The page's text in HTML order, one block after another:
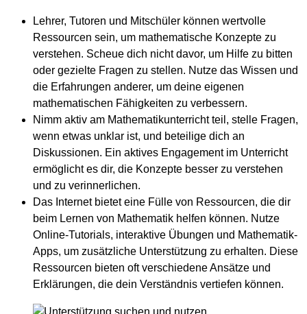
Lehrer, Tutoren und Mitschüler können wertvolle
Ressourcen sein, um mathematische Konzepte zu
verstehen. Scheue dich nicht davor, um Hilfe zu bitten
oder gezielte Fragen zu stellen. Nutze das Wissen und
die Erfahrungen anderer, um deine eigenen
mathematischen Fähigkeiten zu verbessern.
Nimm aktiv am Mathematikunterricht teil, stelle Fragen,
wenn etwas unklar ist, und beteilige dich an
Diskussionen. Ein aktives Engagement im Unterricht
ermöglicht es dir, die Konzepte besser zu verstehen
und zu verinnerlichen.
Das Internet bietet eine Fülle von Ressourcen, die dir
beim Lernen von Mathematik helfen können. Nutze
Online-Tutorials, interaktive Übungen und Mathematik-
Apps, um zusätzliche Unterstützung zu erhalten. Diese
Ressourcen bieten oft verschiedene Ansätze und
Erklärungen, die dein Verständnis vertiefen können.